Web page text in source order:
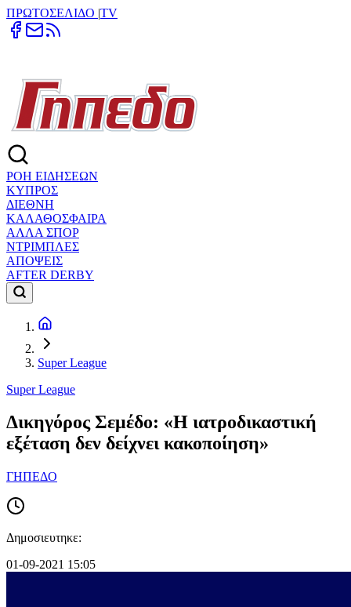
ΠΡΩΤΟΣΕΛΙΔΟ |TV
ΡΟΗ ΕΙΔΗΣΕΩΝ
ΚΥΠΡΟΣ
ΔΙΕΘΝΗ
ΚΑΛΑΘΟΣΦΑΙΡΑ
ΑΛΛΑ ΣΠΟΡ
ΝΤΡΙΜΠΛΕΣ
ΑΠΟΨΕΙΣ
AFTER DERBY
Super League
Super League
Δικηγόρος Σεμέδο: «Η ιατροδικαστική
εξέταση δεν δείχνει κακοποίηση»
ΓΗΠΕΔΟ
Δημοσιευτηκε:
01-09-2021 15:05